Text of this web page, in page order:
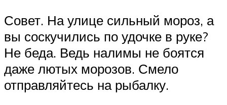
Совет. На улице сильный мороз, а
вы соскучились по удочке в руке?
Не беда. Ведь налимы не боятся
даже лютых морозов. Смело
отправляйтесь на рыбалку.